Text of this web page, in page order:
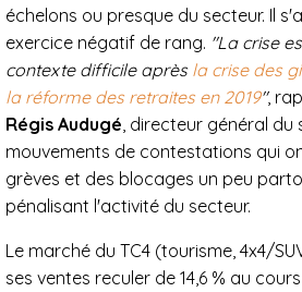
échelons ou presque du secteur. Il
exercice négatif de rang. "La crise
contexte difficile après la crise des
la réforme des retraites en 2019",
Régis Audugé , directeur général
mouvements de contestations qui
grèves et des blocages un peu
pénalisant l'activité du secteur.
Le marché du TC4 (tourisme, 4x4/
ses ventes reculer de 14,6 % au